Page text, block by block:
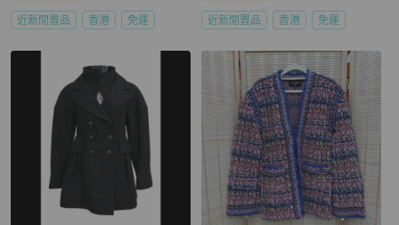
近新閒置品 香港 免運 近新閒置品 香港 免運